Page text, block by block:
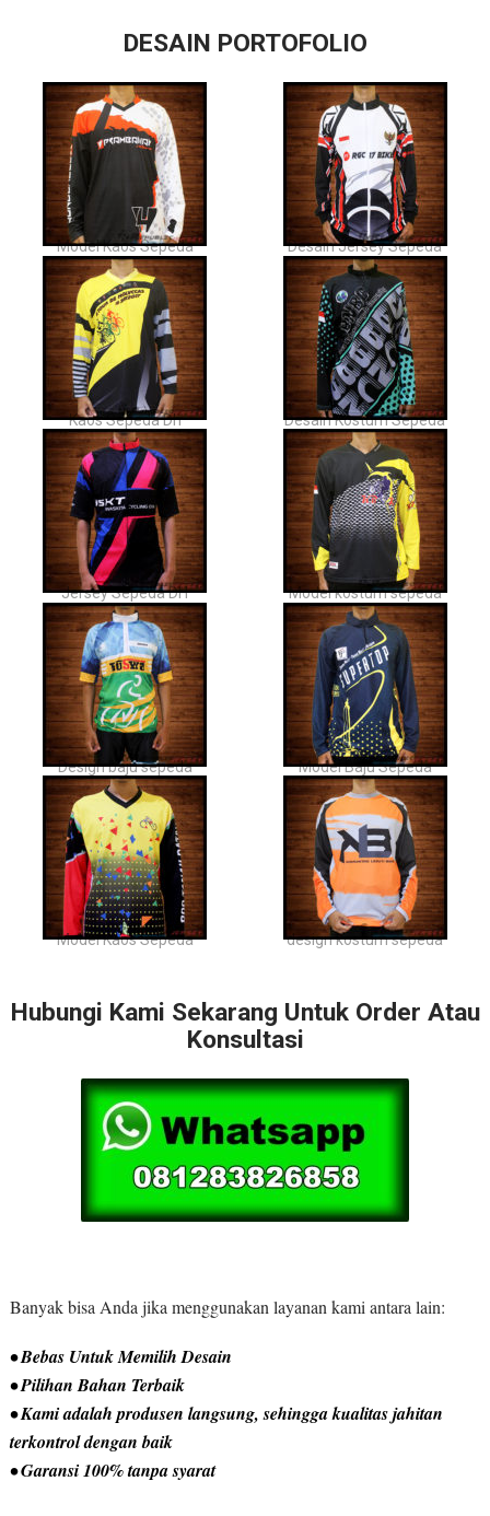
DESAIN PORTOFOLIO
Model Kaos Sepeda Desain Jersey Sepeda
Kaos Sepeda Dh Desain Kostum Sepeda
Jersey Sepeda DH Model kostum sepeda
Design baju sepeda Model Baju Sepeda
Model Kaos Sepeda design kostum sepeda
Hubungi Kami Sekarang Untuk Order Atau
Konsultasi
Banyak bisa Anda jika menggunakan layanan kami antara lain:
• Bebas Untuk Memilih Desain
• Pilihan Bahan Terbaik
• Kami adalah produsen langsung, sehingga kualitas jahitan
terkontrol dengan baik
• Garansi 100% tanpa syarat